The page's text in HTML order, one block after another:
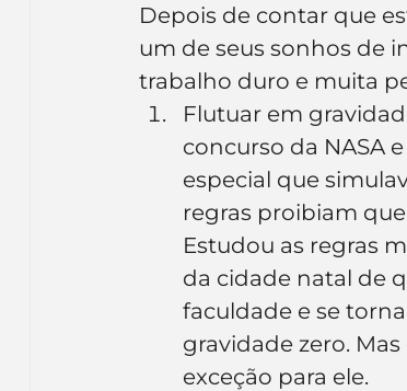
Depois de contar que
um de seus sonhos de
trabalho duro e muita
Flutuar em
concurso da NASA
especial que
regras proibiam
Estudou as regras
da cidade natal de
faculdade e se
gravidade zero.
exceção para ele.